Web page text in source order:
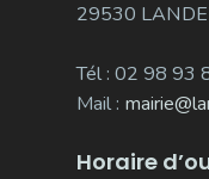
29530
Tél : 02 98 93
Mail :
Horaire